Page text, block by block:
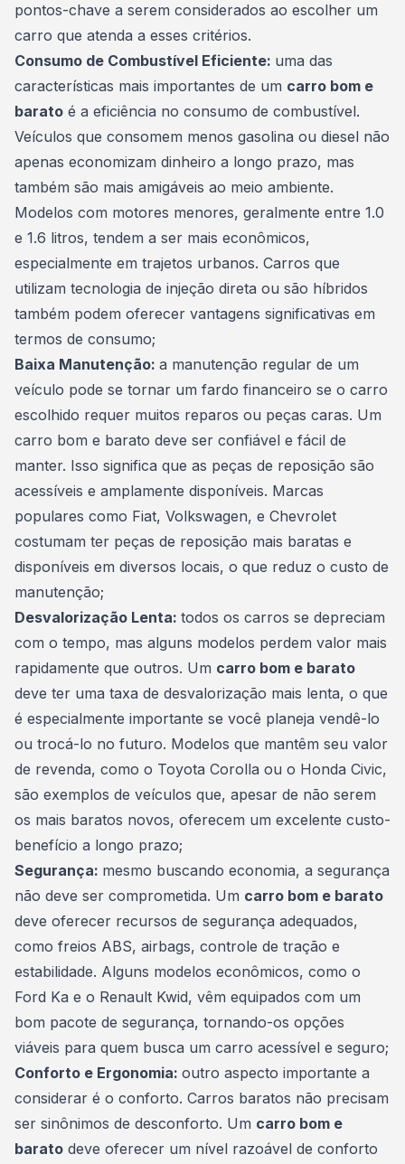
pontos-chave a serem considerados ao escolher um
carro que atenda a esses critérios.
Consumo de Combustível Eficiente: uma das
características mais importantes de um carro bom e
barato é a eficiência no consumo de combustível.
Veículos que consomem menos gasolina ou diesel não
apenas economizam dinheiro a longo prazo, mas
também são mais amigáveis ao meio ambiente.
Modelos com motores menores, geralmente entre 1.0
e 1.6 litros, tendem a ser mais econômicos,
especialmente em trajetos urbanos. Carros que
utilizam tecnologia de injeção direta ou são híbridos
também podem oferecer vantagens significativas em
termos de consumo;
Baixa Manutenção: a manutenção regular de um
veículo pode se tornar um fardo financeiro se o carro
escolhido requer muitos reparos ou peças caras. Um
carro bom e barato deve ser confiável e fácil de
manter. Isso significa que as peças de reposição são
acessíveis e amplamente disponíveis. Marcas
populares como Fiat, Volkswagen, e Chevrolet
costumam ter peças de reposição mais baratas e
disponíveis em diversos locais, o que reduz o custo de
manutenção;
Desvalorização Lenta: todos os carros se depreciam
com o tempo, mas alguns modelos perdem valor mais
rapidamente que outros. Um carro bom e barato
deve ter uma taxa de desvalorização mais lenta, o que
é especialmente importante se você planeja vendê-lo
ou trocá-lo no futuro. Modelos que mantêm seu valor
de revenda, como o Toyota Corolla ou o Honda Civic,
são exemplos de veículos que, apesar de não serem
os mais baratos novos, oferecem um excelente custo-
benefício a longo prazo;
Segurança: mesmo buscando economia, a segurança
não deve ser comprometida. Um carro bom e barato
deve oferecer recursos de segurança adequados,
como freios ABS, airbags, controle de tração e
estabilidade. Alguns modelos econômicos, como o
Ford Ka e o Renault Kwid, vêm equipados com um
bom pacote de segurança, tornando-os opções
viáveis para quem busca um carro acessível e seguro;
Conforto e Ergonomia: outro aspecto importante a
considerar é o conforto. Carros baratos não precisam
ser sinônimos de desconforto. Um carro bom e
barato deve oferecer um nível razoável de conforto